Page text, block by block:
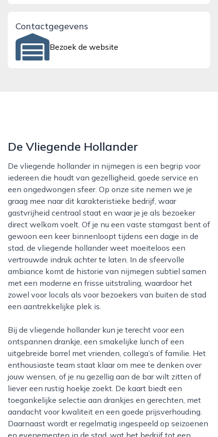
Contactgegevens
Bezoek de website
De Vliegende Hollander
De vliegende hollander in nijmegen is een begrip voor
iedereen die houdt van gezelligheid, goede service en
een ongedwongen sfeer. Op onze site nemen we je
graag mee naar dit karakteristieke bedrijf, waar
gastvrijheid centraal staat en waar je je als bezoeker
direct welkom voelt. Of je nu een vaste stamgast bent of
gewoon een keer binnenloopt tijdens een dagje in de
stad, de vliegende hollander weet moeiteloos een
vertrouwde indruk achter te laten. In de sfeervolle
ambiance komt de historie van nijmegen subtiel samen
met een moderne en frisse uitstraling, waardoor het
zowel voor locals als voor bezoekers van buiten de stad
een aantrekkelijke plek is.
Bij de vliegende hollander kun je terecht voor een
ontspannen drankje, een smakelijke lunch of een
uitgebreide borrel met vrienden, collega’s of familie. Het
enthousiaste team staat klaar om mee te denken over
jouw wensen, of je nu gezellig aan de bar wilt zitten of
liever een rustig hoekje zoekt. De kaart biedt een
toegankelijke selectie aan drankjes en gerechten, met
aandacht voor kwaliteit en een goede prijsverhouding.
Daarnaast wordt er regelmatig ingespeeld op seizoenen
en evenementen in de stad, wat het bedrijf tot een